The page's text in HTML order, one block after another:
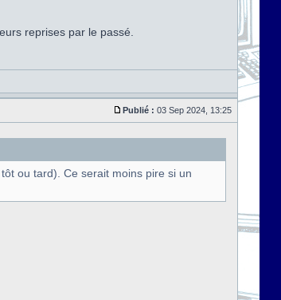
reprises par le passé.
Publié : 03 Sep 2024, 13:25
ou tard). Ce serait moins pire si un